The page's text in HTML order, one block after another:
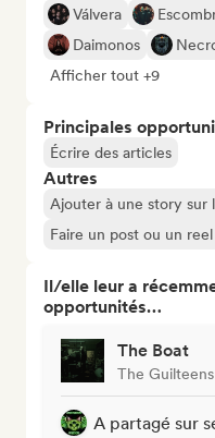
Válvera
Daimonos
Afficher tout +9
Principales
Écrire des articles
Autres
Ajouter à une story sur
Faire un post ou un
Il/elle leur a
opportunités…
The Boat
The Guilteens
A partagé sur